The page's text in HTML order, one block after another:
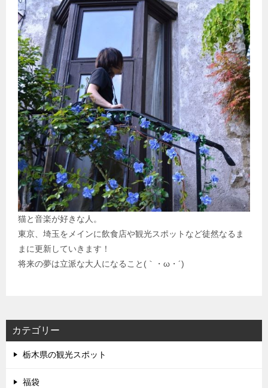
猫と音楽が好きな人。
東京、埼玉をメインに飲食店や観光スポットなど徒然なるま
まに更新していきます！
将来の夢は立派な大人になること(｀・ω・´)
カテゴリー
栃木県の観光スポット
福袋